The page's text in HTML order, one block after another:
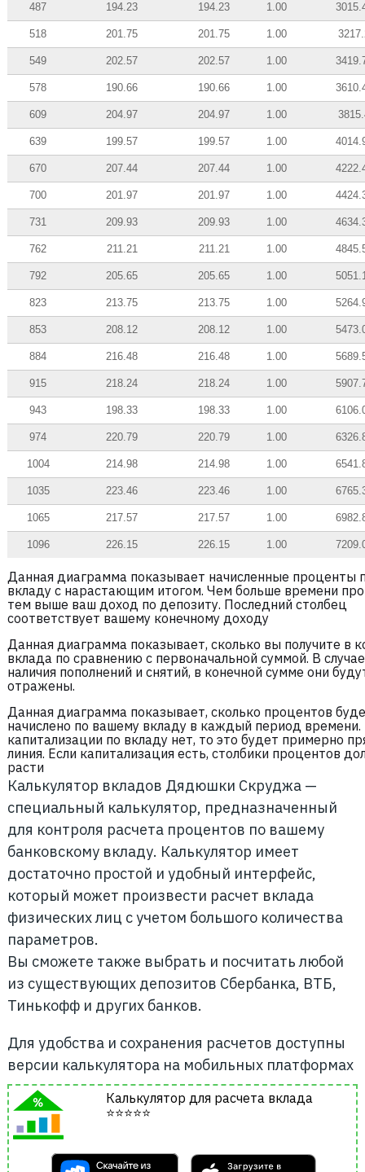
487 194.23 194.23 1.00
518 201.75 201.75 1.00
549 202.57 202.57 1.00
578 190.66 190.66 1.00
609 204.97 204.97 1.00
639 199.57 199.57 1.00
670 207.44 207.44 1.00
700 201.97 201.97 1.00
731 209.93 209.93 1.00
762 211.21 211.21 1.00
792 205.65 205.65 1.00
823 213.75 213.75 1.00
853 208.12 208.12 1.00
884 216.48 216.48 1.00
915 218.24 218.24 1.00
943 198.33 198.33 1.00
974 220.79 220.79 1.00
1004 214.98 214.98 1.00
1035 223.46 223.46 1.00
1065 217.57 217.57 1.00
1096 226.15 226.15 1.00
Данная диаграмма показывает начисленные проценты
вкладу с нарастающим итогом. Чем больше времени
тем выше ваш доход по депозиту. Последний столбец
соответствует вашему конечному доходу
Данная диаграмма показывает, сколько вы получите в
вклада по сравнению с первоначальной суммой. В случае
наличия пополнений и снятий, в конечной сумме они
отражены.
Данная диаграмма показывает, сколько процентов
начислено по вашему вкладу в каждый период времени.
капитализации по вкладу нет, то это будет примерно
линия. Если капитализация есть, столбики процентов
расти
Калькулятор вкладов Дядюшки Скруджа —
специальный калькулятор, предназначенный
для контроля расчета процентов по вашему
банковскому вкладу. Калькулятор имеет
достаточно простой и удобный интерфейс,
который может произвести расчет вклада
физических лиц с учетом большого количества
параметров.
Вы сможете также выбрать и посчитать любой
из существующих депозитов Сбербанка, ВТБ,
Тинькофф и других банков.
Для удобства и сохранения расчетов доступны
версии калькулятора на мобильных платформах
Калькулятор для расчета вклада
⭐⭐⭐⭐⭐